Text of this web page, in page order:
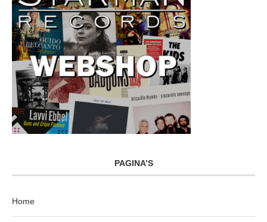
PAGINA’S
Home